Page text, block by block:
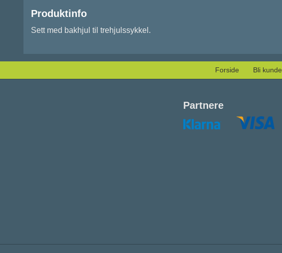
Produktinfo
Sett med bakhjul til trehjulssykkel.
Forside Bli kunde
Partnere